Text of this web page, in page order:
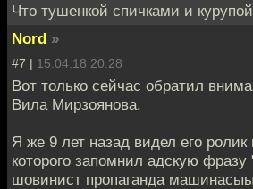
Что тушенкой спичками и
Nord »
#7 | 15.04.18 20:28
Вот только сейчас обратил
Вила Мирзоянова.
Я же 9 лет назад видел его ролик
которого запомнил адскую
шовинист пропаганда